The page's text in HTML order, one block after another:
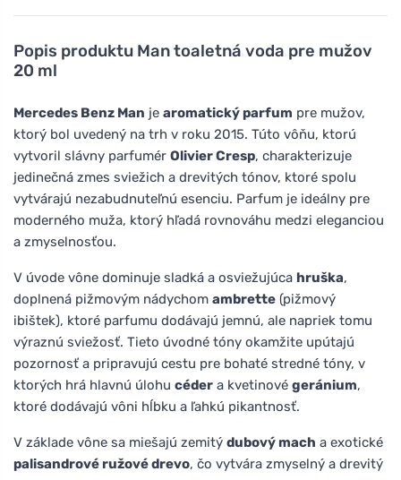
Popis produktu Man toaletná voda pre mužov
20 ml
Mercedes Benz Man je aromatický parfum pre mužov,
ktorý bol uvedený na trh v roku 2015. Túto vôňu, ktorú
vytvoril slávny parfumér Olivier Cresp, charakterizuje
jedinečná zmes sviežich a drevitých tónov, ktoré spolu
vytvárajú nezabudnuteľnú esenciu. Parfum je ideálny pre
moderného muža, ktorý hľadá rovnováhu medzi eleganciou
a zmyselnosťou.
V úvode vône dominuje sladká a osviežujúca hruška,
doplnená pižmovým nádychom ambrette (pižmový
ibištek), ktoré parfumu dodávajú jemnú, ale napriek tomu
výraznú sviežosť. Tieto úvodné tóny okamžite upútajú
pozornosť a pripravujú cestu pre bohaté stredné tóny, v
ktorých hrá hlavnú úlohu céder a kvetinové geránium,
ktoré dodávajú vôni hĺbku a ľahkú pikantnosť.
V základe vône sa miešajú zemitý dubový mach a exotické
palisandrové ružové drevo, čo vytvára zmyselný a drevitý